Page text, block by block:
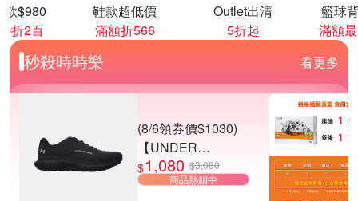
款$980
折2百
鞋款超低價
滿額折566
Outlet出清
5折起
籃球
滿額
秒殺時時樂 看更多
(8/6領券價$1030)
【UNDER
ARMOUR】UA
Charged Rogue 5
$1,080 $3,080
商品熱銷中